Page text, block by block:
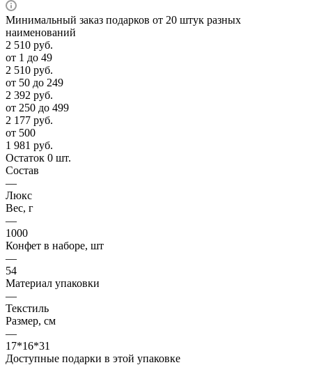
Минимальный заказ подарков от 20 штук разных
наименований
2 510 руб.
от 1 до 49
2 510 руб.
от 50 до 249
2 392 руб.
от 250 до 499
2 177 руб.
от 500
1 981 руб.
Остаток 0 шт.
Состав
—
Люкс
Вес, г
—
1000
Конфет в наборе, шт
—
54
Материал упаковки
—
Текстиль
Размер, см
—
17*16*31
Доступные подарки в этой упаковке